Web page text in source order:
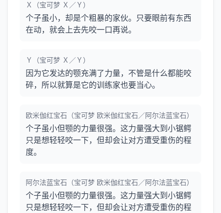
Ｘ（宝可梦 Ｘ／Ｙ）
个子虽小，却是个粗暴的家伙。只要眼前有东西
在动，就会上去先咬一口再说。
Ｙ（宝可梦 Ｘ／Ｙ）
因为它发达的颚充满了力量，不管是什么都能咬
碎，所以就算是它的训练家也要当心。
欧米伽红宝石（宝可梦 欧米伽红宝石／阿尔法蓝宝石）
个子虽小但颚的力量很强。这力量强大到小锯鳄
只是想轻轻咬一下，但却会让对方遭受重伤的程
度。
阿尔法蓝宝石（宝可梦 欧米伽红宝石／阿尔法蓝宝石）
个子虽小但颚的力量很强。这力量强大到小锯鳄
只是想轻轻咬一下，但却会让对方遭受重伤的程